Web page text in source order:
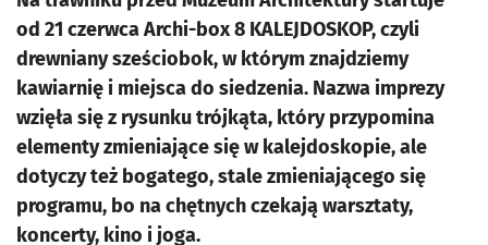
od 21 czerwca Archi-box 8 KALEJDOSKOP, czyli
drewniany sześciobok, w którym znajdziemy
kawiarnię i miejsca do siedzenia. Nazwa imprezy
wzięła się z rysunku trójkąta, który przypomina
elementy zmieniające się w kalejdoskopie, ale
dotyczy też bogatego, stale zmieniającego się
programu, bo na chętnych czekają warsztaty,
koncerty, kino i joga.